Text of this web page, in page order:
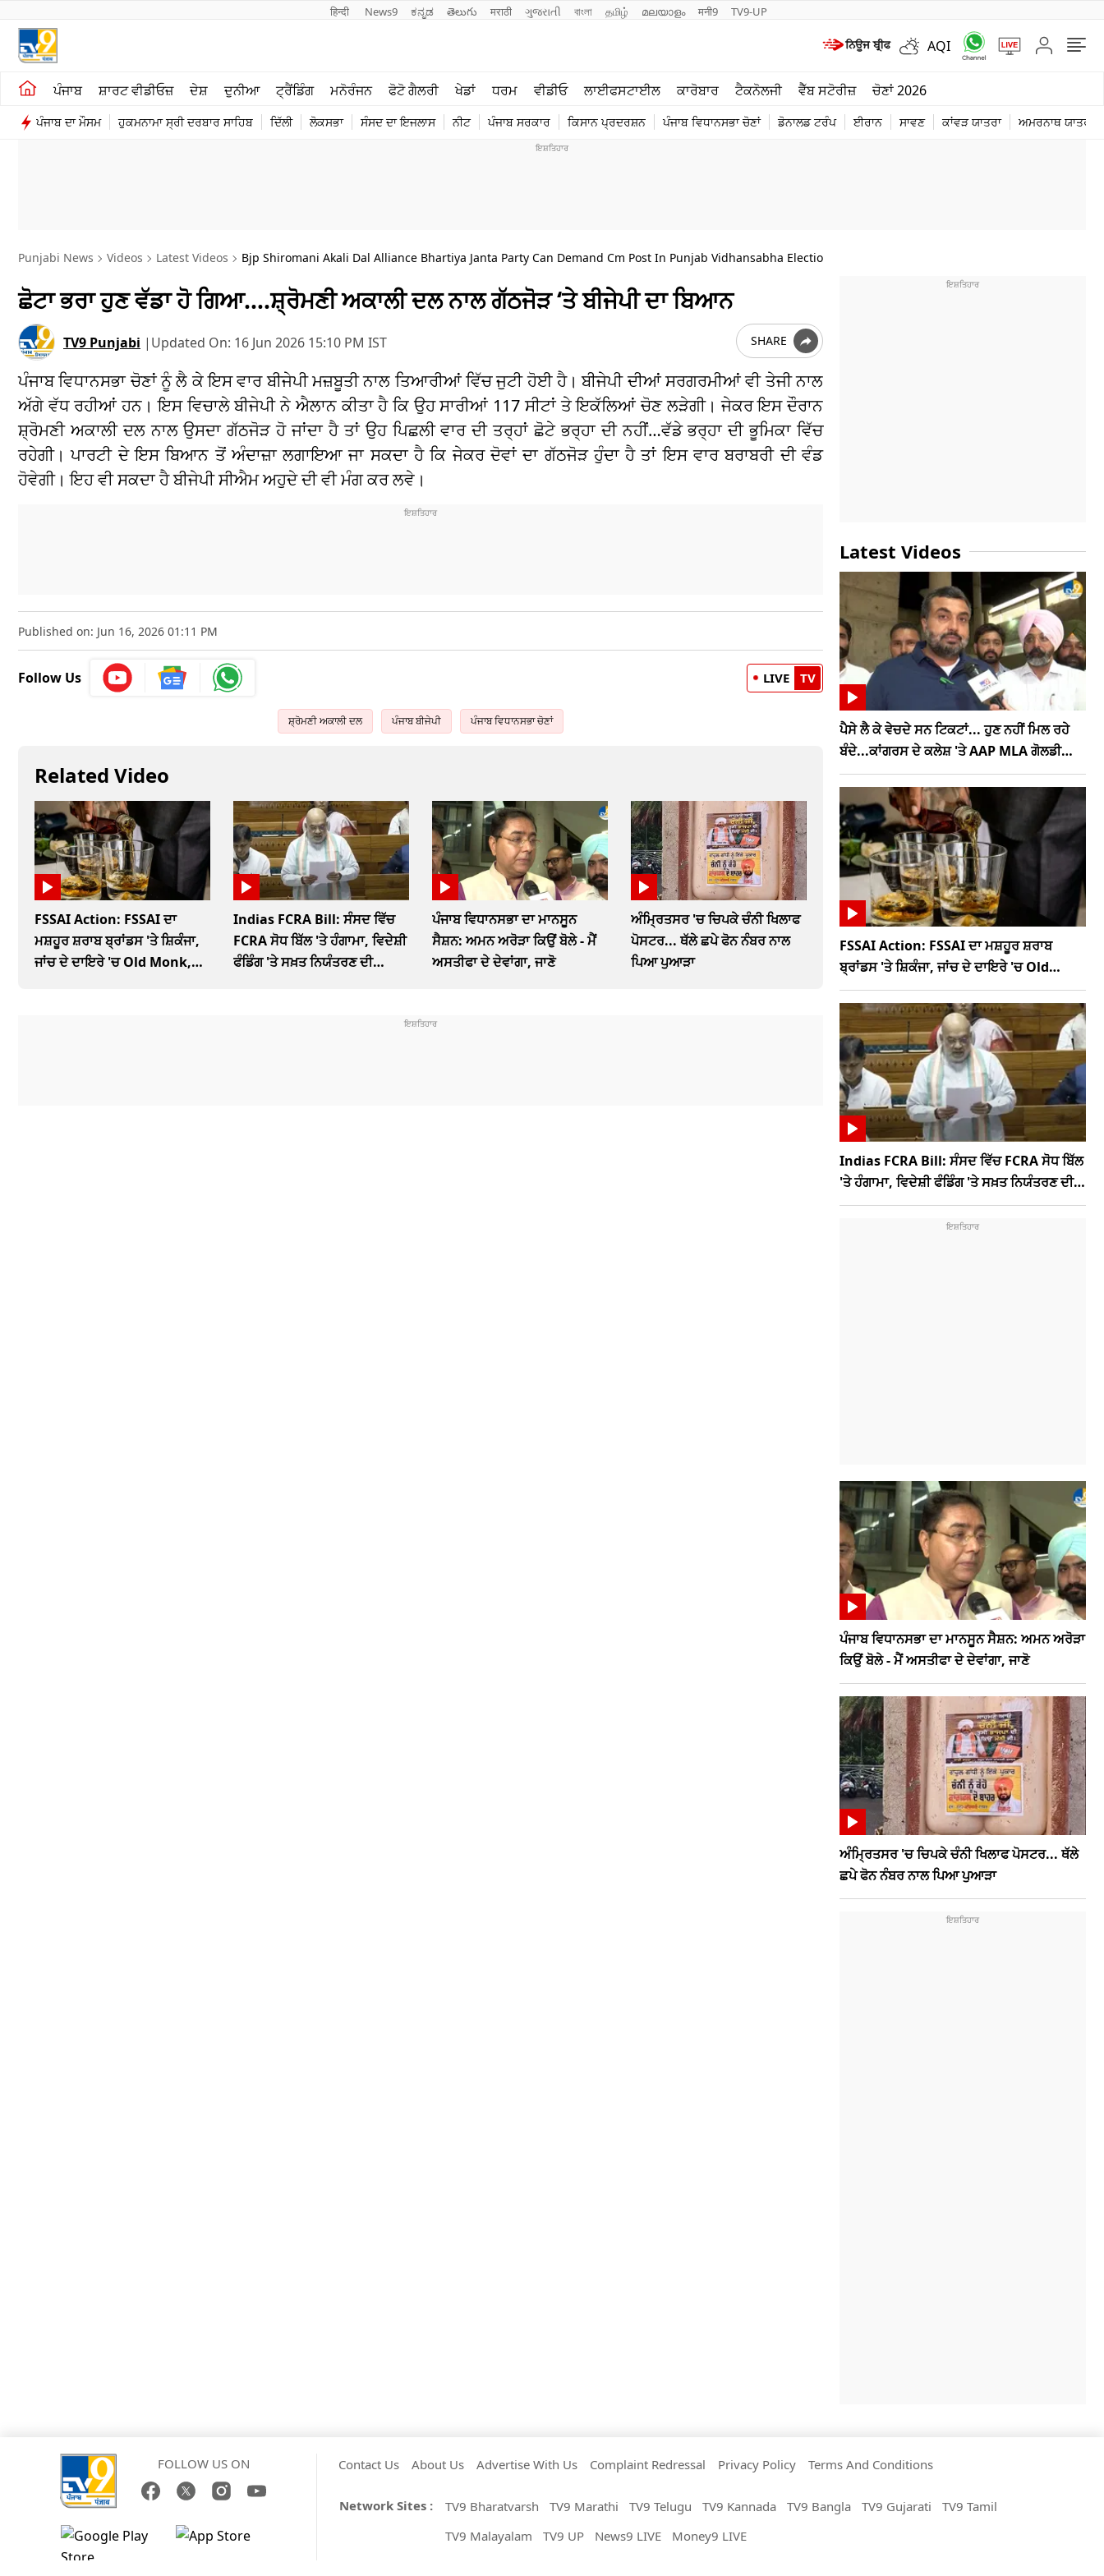
हिन्दी News9 ಕನ್ನಡ తెలుగు मराठी ગુજરાતી বাংলা தமிழ் മലയാളം मनी9 TV9-UP
AQI
ਪੰਜਾਬ ਸ਼ਾਰਟ ਵੀਡੀਓਜ਼ ਦੇਸ਼ ਦੁਨੀਆ ਟ੍ਰੈਂਡਿੰਗ ਮਨੋਰੰਜਨ ਫੋਟੋ ਗੈਲਰੀ ਖੇਡਾਂ ਧਰਮ ਵੀਡੀਓ ਲਾਈਫਸਟਾਈਲ ਕਾਰੋਬਾਰ ਟੈਕਨੋਲਜੀ ਵੈੱਬ ਸਟੋਰੀਜ਼ ਚੋਣਾਂ 2026
ਪੰਜਾਬ ਦਾ ਮੌਸਮ ਹੁਕਮਨਾਮਾ ਸ੍ਰੀ ਦਰਬਾਰ ਸਾਹਿਬ ਦਿੱਲੀ ਲੋਕਸਭਾ ਸੰਸਦ ਦਾ ਇਜਲਾਸ ਨੀਟ ਪੰਜਾਬ ਸਰਕਾਰ ਕਿਸਾਨ ਪ੍ਰਦਰਸ਼ਨ ਪੰਜਾਬ ਵਿਧਾਨਸਭਾ ਚੋਣਾਂ ਡੋਨਾਲਡ ਟਰੰਪ ਈਰਾਨ ਸਾਵਣ ਕਾਂਵੜ ਯਾਤਰਾ ਅਮਰਨਾਥ ਯਾਤਰਾ
ਖੇਤੀਬਾੜੀ
ਸ਼ਾਰਟ ਵੀਡੀਓਜ਼
ਮਨੋਰੰਜਨ
ਪੰਜਾਬ
ਟੈਕਨੋਲਜੀ
ਦੁਨੀਆ
Punjabi News Videos Latest Videos Bjp Shiromani Akali Dal Alliance Bhartiya Janta Party Can Demand Cm Post In Punjab Vidhansabha Election Video In Punjabi
ਛੋਟਾ ਭਰਾ ਹੁਣ ਵੱਡਾ ਹੋ ਗਿਆ….ਸ਼੍ਰੋਮਣੀ ਅਕਾਲੀ ਦਲ ਨਾਲ ਗੱਠਜੋੜ ‘ਤੇ ਬੀਜੇਪੀ ਦਾ ਬਿਆਨ
TV9 Punjabi | Updated On: 16 Jun 2026 15:10 PM IST SHARE
ਪੰਜਾਬ ਵਿਧਾਨਸਭਾ ਚੋਣਾਂ ਨੂੰ ਲੈ ਕੇ ਇਸ ਵਾਰ ਬੀਜੇਪੀ ਮਜ਼ਬੂਤੀ ਨਾਲ ਤਿਆਰੀਆਂ ਵਿੱਚ ਜੁਟੀ ਹੋਈ ਹੈ। ਬੀਜੇਪੀ ਦੀਆਂ ਸਰਗਰਮੀਆਂ ਵੀ ਤੇਜੀ ਨਾਲ
ਅੱਗੇ ਵੱਧ ਰਹੀਆਂ ਹਨ। ਇਸ ਵਿਚਾਲੇ ਬੀਜੇਪੀ ਨੇ ਐਲਾਨ ਕੀਤਾ ਹੈ ਕਿ ਉਹ ਸਾਰੀਆਂ 117 ਸੀਟਾਂ ਤੇ ਇਕੱਲਿਆਂ ਚੋਣ ਲੜੇਗੀ। ਜੇਕਰ ਇਸ ਦੌਰਾਨ
ਸ਼੍ਰੋਮਣੀ ਅਕਾਲੀ ਦਲ ਨਾਲ ਉਸਦਾ ਗੱਠਜੋੜ ਹੋ ਜਾਂਦਾ ਹੈ ਤਾਂ ਉਹ ਪਿਛਲੀ ਵਾਰ ਦੀ ਤਰ੍ਹਾਂ ਛੋਟੇ ਭਰ੍ਹਾ ਦੀ ਨਹੀਂ…ਵੱਡੇ ਭਰ੍ਹਾ ਦੀ ਭੂਮਿਕਾ ਵਿੱਚ
ਰਹੇਗੀ। ਪਾਰਟੀ ਦੇ ਇਸ ਬਿਆਨ ਤੋਂ ਅੰਦਾਜ਼ਾ ਲਗਾਇਆ ਜਾ ਸਕਦਾ ਹੈ ਕਿ ਜੇਕਰ ਦੋਵਾਂ ਦਾ ਗੱਠਜੋੜ ਹੁੰਦਾ ਹੈ ਤਾਂ ਇਸ ਵਾਰ ਬਰਾਬਰੀ ਦੀ ਵੰਡ
ਹੋਵੇਗੀ। ਇਹ ਵੀ ਸਕਦਾ ਹੈ ਬੀਜੇਪੀ ਸੀਐਮ ਅਹੁਦੇ ਦੀ ਵੀ ਮੰਗ ਕਰ ਲਵੇ।
Published on: Jun 16, 2026 01:11 PM
Follow Us LIVE TV
ਸ਼੍ਰੋਮਣੀ ਅਕਾਲੀ ਦਲ ਪੰਜਾਬ ਬੀਜੇਪੀ ਪੰਜਾਬ ਵਿਧਾਨਸਭਾ ਚੋਣਾਂ
Related Video
FSSAI Action: FSSAI ਦਾ
ਮਸ਼ਹੂਰ ਸ਼ਰਾਬ ਬ੍ਰਾਂਡਸ 'ਤੇ ਸ਼ਿਕੰਜਾ,
ਜਾਂਚ ਦੇ ਦਾਇਰੇ 'ਚ Old Monk,
Indias FCRA Bill: ਸੰਸਦ ਵਿੱਚ
FCRA ਸੋਧ ਬਿੱਲ 'ਤੇ ਹੰਗਾਮਾ, ਵਿਦੇਸ਼ੀ
ਫੰਡਿੰਗ 'ਤੇ ਸਖ਼ਤ ਨਿਯੰਤਰਣ ਦੀ
ਪੰਜਾਬ ਵਿਧਾਨਸਭਾ ਦਾ ਮਾਨਸੂਨ
ਸੈਸ਼ਨ: ਅਮਨ ਅਰੋੜਾ ਕਿਉਂ ਬੋਲੇ - ਮੈਂ
ਅਸਤੀਫਾ ਦੇ ਦੇਵਾਂਗਾ, ਜਾਣੋ
ਅੰਮ੍ਰਿਤਸਰ 'ਚ ਚਿਪਕੇ ਚੰਨੀ ਖਿਲਾਫ
ਪੋਸਟਰ... ਥੱਲੇ ਛਪੇ ਫੋਨ ਨੰਬਰ ਨਾਲ
ਪਿਆ ਪੁਆੜਾ
Latest Videos
ਪੈਸੇ ਲੈ ਕੇ ਵੇਚਦੇ ਸਨ ਟਿਕਟਾਂ... ਹੁਣ ਨਹੀਂ ਮਿਲ ਰਹੇ
ਬੰਦੇ...ਕਾਂਗਰਸ ਦੇ ਕਲੇਸ਼ 'ਤੇ AAP MLA ਗੋਲਡੀ
ਕੰਬੋਜ ਦਾ ਤਿੱਖਾ ਤੰਜ
FSSAI Action: FSSAI ਦਾ ਮਸ਼ਹੂਰ ਸ਼ਰਾਬ
ਬ੍ਰਾਂਡਸ 'ਤੇ ਸ਼ਿਕੰਜਾ, ਜਾਂਚ ਦੇ ਦਾਇਰੇ 'ਚ Old
Monk, McDowells
Indias FCRA Bill: ਸੰਸਦ ਵਿੱਚ FCRA ਸੋਧ ਬਿੱਲ
'ਤੇ ਹੰਗਾਮਾ, ਵਿਦੇਸ਼ੀ ਫੰਡਿੰਗ 'ਤੇ ਸਖ਼ਤ ਨਿਯੰਤਰਣ ਦੀ
ਤਿਆਰੀ
ਪੰਜਾਬ ਵਿਧਾਨਸਭਾ ਦਾ ਮਾਨਸੂਨ ਸੈਸ਼ਨ: ਅਮਨ ਅਰੋੜਾ
ਕਿਉਂ ਬੋਲੇ - ਮੈਂ ਅਸਤੀਫਾ ਦੇ ਦੇਵਾਂਗਾ, ਜਾਣੋ
ਅੰਮ੍ਰਿਤਸਰ 'ਚ ਚਿਪਕੇ ਚੰਨੀ ਖਿਲਾਫ ਪੋਸਟਰ... ਥੱਲੇ
ਛਪੇ ਫੋਨ ਨੰਬਰ ਨਾਲ ਪਿਆ ਪੁਆੜਾ
FOLLOW US ON Contact Us About Us Advertise With Us Complaint Redressal Privacy Policy Terms And Conditions
Network Sites : TV9 Bharatvarsh TV9 Marathi TV9 Telugu TV9 Kannada TV9 Bangla TV9 Gujarati
TV9 Tamil
TV9 Malayalam
TV9 UP News9 LIVE Money9 LIVE